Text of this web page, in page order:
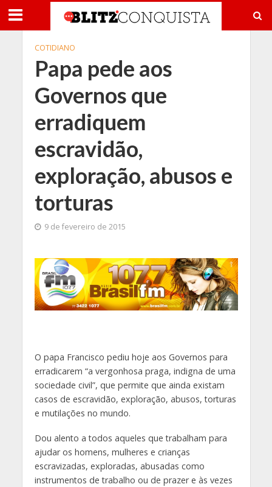
COTIDIANO
Papa pede aos
Governos que
erradiquem
escravidão,
exploração, abusos e
torturas
9 de fevereiro de 2015
O papa Francisco pediu hoje aos Governos para
erradicarem “a vergonhosa praga, indigna de uma
sociedade civil”, que permite que ainda existam
casos de escravidão, exploração, abusos, torturas
e mutilações no mundo.
Dou alento a todos aqueles que trabalham para
ajudar os homens, mulheres e crianças
escravizadas, exploradas, abusadas como
instrumentos de trabalho ou de prazer e às vezes